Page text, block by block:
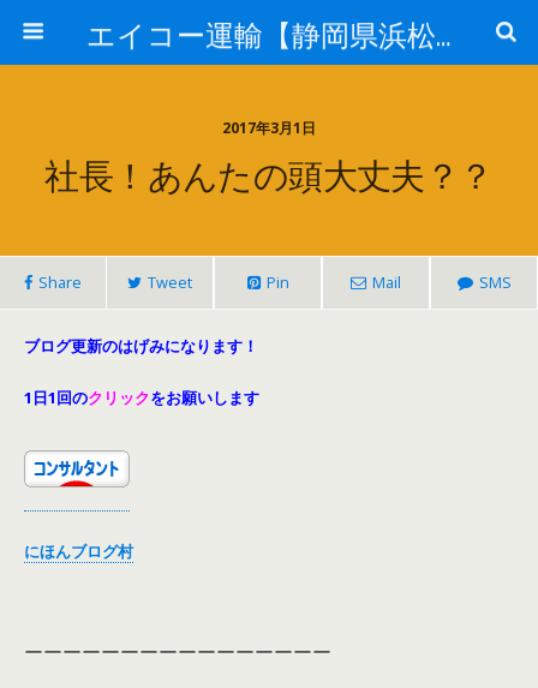
エイコー運輸【静岡県浜松市】
2017年3月1日
社長！あんたの頭大丈夫？？
Share Tweet Pin Mail SMS
ブログ更新のはげみになります！
1日1回のクリックをお願いします
にほんブログ村
ーーーーーーーーーーーーーーーー